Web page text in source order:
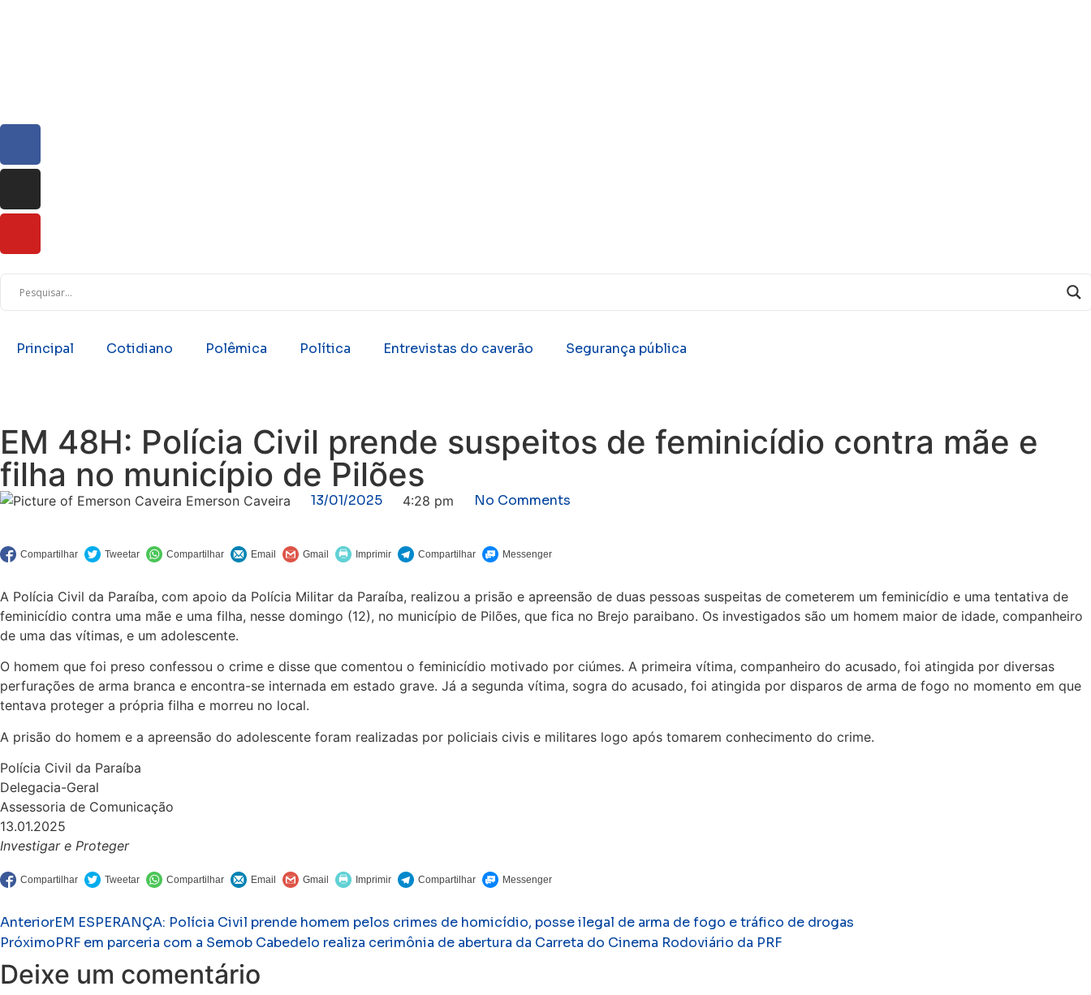
Principal Cotidiano Polêmica Política Entrevistas do caverão Segurança pública
EM 48H: Polícia Civil prende suspeitos de feminicídio contra mãe e
filha no município de Pilões
Emerson Caveira 13/01/2025 4:28 pm No Comments
A Polícia Civil da Paraíba, com apoio da Polícia Militar da Paraíba, realizou a prisão e apreensão de duas pessoas suspeitas de cometerem um feminicídio e uma tentativa de
feminicídio contra uma mãe e uma filha, nesse domingo (12), no município de Pilões, que fica no Brejo paraibano. Os investigados são um homem maior de idade, companheiro
de uma das vítimas, e um adolescente.
O homem que foi preso confessou o crime e disse que comentou o feminicídio motivado por ciúmes. A primeira vítima, companheiro do acusado, foi atingida por diversas
perfurações de arma branca e encontra-se internada em estado grave. Já a segunda vítima, sogra do acusado, foi atingida por disparos de arma de fogo no momento em que
tentava proteger a própria filha e morreu no local.
A prisão do homem e a apreensão do adolescente foram realizadas por policiais civis e militares logo após tomarem conhecimento do crime.
Polícia Civil da Paraíba
Delegacia-Geral
Assessoria de Comunicação
13.01.2025
Investigar e Proteger
AnteriorEM ESPERANÇA: Polícia Civil prende homem pelos crimes de homicídio, posse ilegal de arma de fogo e tráfico de drogas
PróximoPRF em parceria com a Semob Cabedelo realiza cerimônia de abertura da Carreta do Cinema Rodoviário da PRF
Deixe um comentário